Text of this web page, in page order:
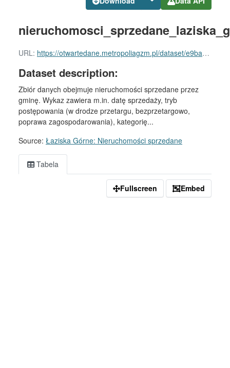
URL: https://otwartedane.metropoliagzm.pl/dataset/e9ba547a-0ffb-4a72-b465-0987a2bf313b/resource/d2b01aaf-a29a-4da1-9836-5b825922576f/download/nieruchomosci_sprzedane_laziska_gorne.csv
Dataset description:
Zbiór danych obejmuje nieruchomości sprzedane przez
gminę. Wykaz zawiera m.in. datę sprzedaży, tryb
postępowania (w drodze przetargu, bezprzetargowo,
poprawa zagospodarowania), kategorię...
Source: Łaziska Górne: Nieruchomości sprzedane
Tabela
Fullscreen Embed